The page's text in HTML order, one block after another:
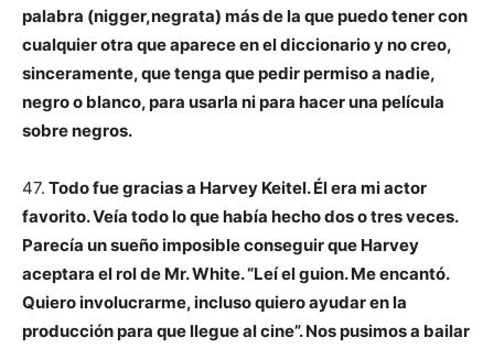
palabra (nigger,negrata) más de la que puedo tener con
cualquier otra que aparece en el diccionario y no creo,
sinceramente, que tenga que pedir permiso a nadie,
negro o blanco, para usarla ni para hacer una película
sobre negros.
47. Todo fue gracias a Harvey Keitel. Él era mi actor
favorito. Veía todo lo que había hecho dos o tres veces.
Parecía un sueño imposible conseguir que Harvey
aceptara el rol de Mr. White. “Leí el guion. Me encantó.
Quiero involucrarme, incluso quiero ayudar en la
producción para que llegue al cine”. Nos pusimos a bailar